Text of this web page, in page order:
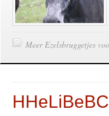
Meer Ezelsbruggetjes